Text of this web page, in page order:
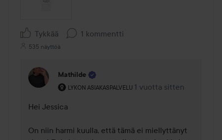
Tykkää 1 kommentti
535 näyttöä
Mathilde
LYKON ASIAKASPALVELU
Käyttäjän rooli: Lykon asiakaspalvelu .
1 vuotta sitten
Kommentti lisättiin 1
Hei Jessica
On niin harmi kuulla, että tämä ei miellyttänyt